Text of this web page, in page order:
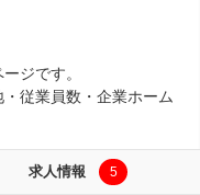
ジです。
従業員数・企業ホーム
求人情報 5